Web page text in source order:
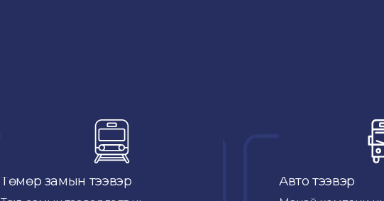
Төмөр замын тээвэр Авто тээвэр